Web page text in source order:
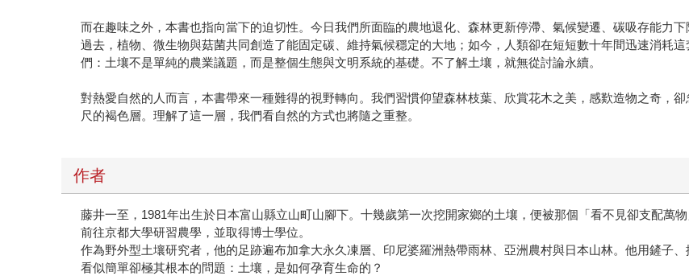
而在趣味之外，本書也指向當下的迫切性。今日我們所面臨的農地退化、森林更新停滯、氣候變遷、碳吸存能力
過去，植物、微生物與菇菌共同創造了能固定碳、維持氣候穩定的大地；如今，人類卻在短短數十年間迅速消耗
們：土壤不是單純的農業議題，而是整個生態與文明系統的基礎。不了解土壤，就無從討論永續。
對熱愛自然的人而言，本書帶來一種難得的視野轉向。我們習慣仰望森林枝葉、欣賞花木之美，感歎造物之奇，
尺的褐色層。理解了這一層，我們看自然的方式也將隨之重整。
作者
藤井一至，1981年出生於日本富山縣立山町山腳下。十幾歲第一次挖開家鄉的土壤，便被那個「看不見卻支配萬
前往京都大學研習農學，並取得博士學位。
作為野外型土壤研究者，他的足跡遍布加拿大永久凍層、印尼婆羅洲熱帶雨林、亞洲農村與日本山林。他用鏟子
看似簡單卻極其根本的問題：土壤，是如何孕育生命的？